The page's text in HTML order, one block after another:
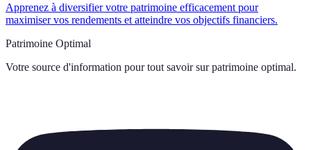
Apprenez à diversifier votre patrimoine efficacement pour
maximiser vos rendements et atteindre vos objectifs financiers.
Patrimoine Optimal
Votre source d'information pour tout savoir sur patrimoine optimal.